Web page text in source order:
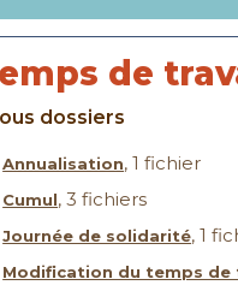
de
dossiers
Annualisation, 1 fichier
Cumul, 3 fichiers
Journée de solidarité, 1
Modification du temps de